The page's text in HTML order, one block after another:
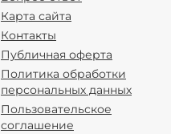
Карта сайта
Контакты
Публичная оферта
Политика обработки
персональных данных
Пользовательское
соглашение